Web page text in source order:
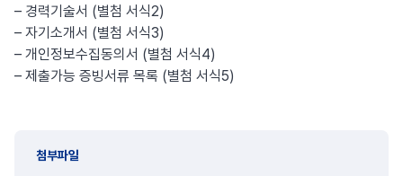
– 경력기술서 (별첨 서식2)
– 자기소개서 (별첨 서식3)
– 개인정보수집동의서 (별첨 서식4)
– 제출가능 증빙서류 목록 (별첨 서식5)
첨부파일